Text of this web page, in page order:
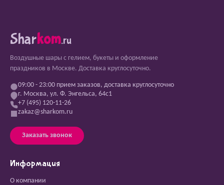
Sharkom.ru
Воздушные шары с гелием, букеты и оформление
праздников в Москве. Доставка круглосуточно.
09:00 - 23:00 прием заказов, доставка круглосуточно
г. Москва, ул. Ф. Энгельса, 64с1
+7 (495) 120-11-26
zakaz@sharkom.ru
Заказать звонок
Информация
О компании